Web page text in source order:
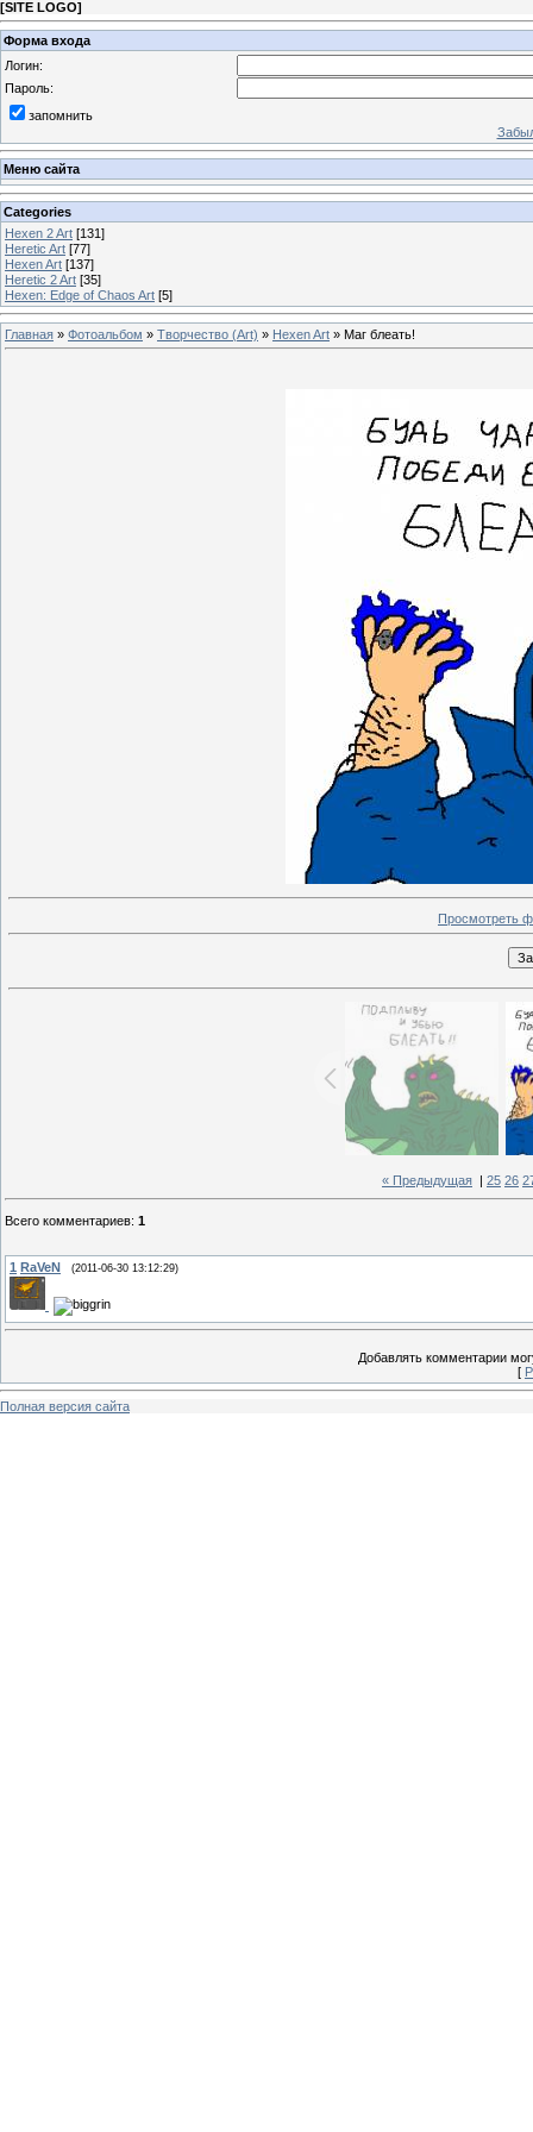
[SITE LOGO]
Форма входа
Логин:
Пароль:
запомнить
Меню сайта
Categories
Hexen 2 Art [131]
Heretic Art [77]
Hexen Art [137]
Heretic 2 Art [35]
Hexen: Edge of Chaos Art [5]
Главная » Фотоальбом » Творчество (Art) » Hexen Art » Маг блеать!
Просмотреть
« Предыдущая 25 26
Всего комментариев: 1
1 RaVeN (2011-06-30 13:12:29)
Добавлять комментарии
[
Полная версия сайта